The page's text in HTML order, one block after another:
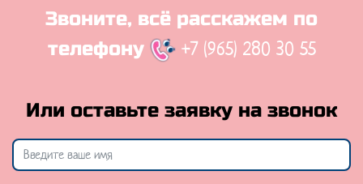
Звоните, всё расскажем по
телефону
+7 (965) 280 30 55
Или оставьте заявку на звонок